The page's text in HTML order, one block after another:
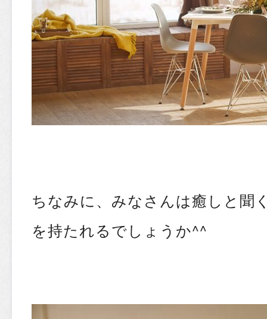
ちなみに、みなさんは癒しと聞
を持たれるでしょうか^^